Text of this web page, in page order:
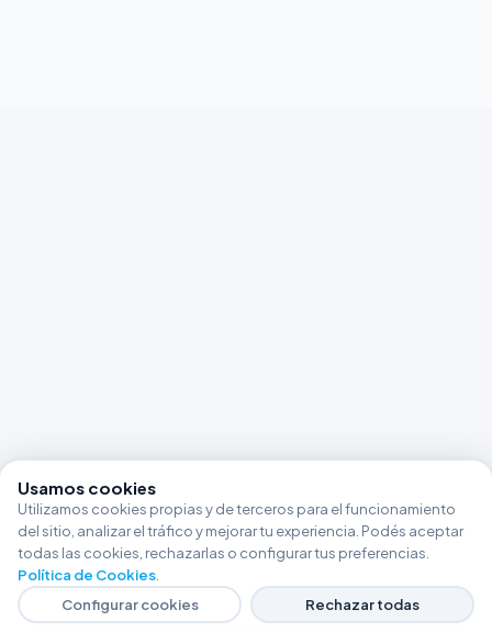
Usamos cookies
Utilizamos cookies propias y de terceros para el funcionamiento
del sitio, analizar el tráfico y mejorar tu experiencia. Podés aceptar
todas las cookies, rechazarlas o configurar tus preferencias.
Política de Cookies
Configurar cookies
Rechazar todas